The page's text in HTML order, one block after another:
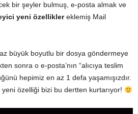
bir şeyler bulmuş, e-posta almak ve
yeni özelliklereklemiş Mail
büyük boyutlu bir dosya göndermeye
sonra o e-posta’nın “alıcıya teslim
hepimiz en az 1 defa yaşamışızdır.
yeni özelliği bizi bu dertten kurtarıyor!